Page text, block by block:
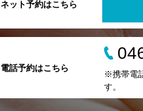
ネット予約はこちら
電話予約はこちら
※携帯電
す。